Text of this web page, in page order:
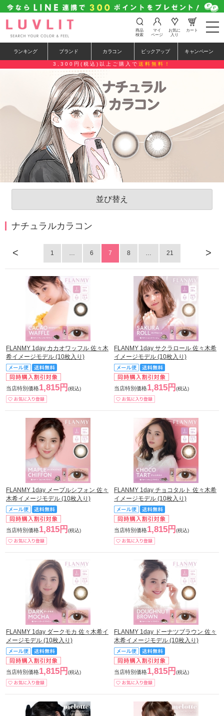
t
o
e
n
a
t
o
商品
検索
マイ
ページ
お気に
入り
カート
ランキング ブランド カラコン ピックアップ キャンペーン
3,300円(税込)以上ご購入で 送料無料！
並び替え
ナチュラルカラコン
< >
1 … 6 7 8 … 21
FLANMY 1day カカオワッフル 佐々木
希イメージモデル (10枚入り)
当店特別価格1,815円 (税込)
FLANMY 1day サクラロール 佐々木希
イメージモデル (10枚入り)
当店特別価格1,815円 (税込)
FLANMY 1day メープルシフォン 佐々
木希イメージモデル (10枚入り)
当店特別価格1,815円 (税込)
FLANMY 1day チョコタルト 佐々木希
イメージモデル (10枚入り)
当店特別価格1,815円 (税込)
FLANMY 1day ダークモカ 佐々木希イ
メージモデル (10枚入り)
当店特別価格1,815円 (税込)
FLANMY 1day ドーナツブラウン 佐々
木希イメージモデル (10枚入り)
当店特別価格1,815円 (税込)